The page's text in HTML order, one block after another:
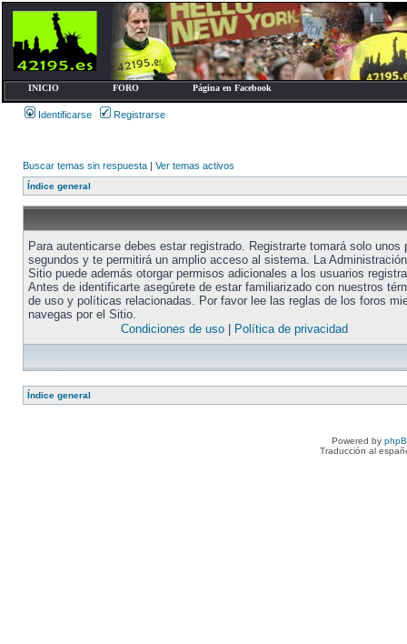
INICIO FORO Página en Facebook
Identificarse Registrarse
Buscar temas sin respuesta | Ver temas activos
Índice general
Para autenticarse debes estar registrado. Registrarte tomará solo unos
segundos y te permitirá un amplio acceso al sistema. La
Sitio puede además otorgar permisos adicionales a los usuarios
Antes de identificarte asegúrete de estar familiarizado con nuestros
de uso y políticas relacionadas. Por favor lee las reglas de los foros
navegas por el Sitio.
Condiciones de uso| Política de privacidad
Índice general
Powered by
Traducción al